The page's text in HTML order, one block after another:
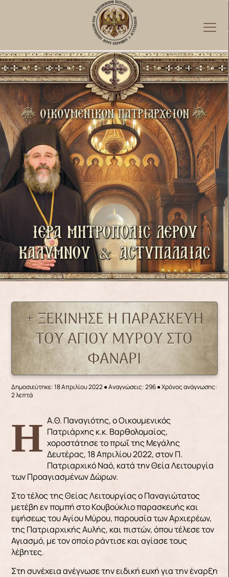
+ ΞΕΚΙΝΗΣΕ Η ΠΑΡΑΣΚΕΥΗ
ΤΟΥ ΑΓΙΟΥ ΜΥΡΟΥ ΣΤΟ
ΦΑΝΑΡΙ
Δημοσιεύτηκε: 18 Απριλίου 2022●Αναγνώσεις: 296● Χρόνος ανάγνωσης:
2 λεπτά
H A.Θ. Παναγιότης, ο Οικουμενικός Πατριάρχης κ.κ. Βαρθολομαίος,
χοροστάτησε το πρωΐ της Μεγάλης
Δευτέρας, 18 Απριλίου 2022, στον Π.
Πατριαρχικό Ναό, κατά την Θεία Λειτουργία
των Προαγιασμένων Δώρων.
Στο τέλος της Θείας Λειτουργίας ο Παναγιώτατος
μετέβη εν πομπή στο Κουβούκλιο παρασκευής και
εψήσεως του Αγίου Μύρου, παρουσία των Αρχιερέων,
της Πατριαρχικής Αυλής, και πιστών, όπου τέλεσε τον
Αγιασμό, με τον οποίο ράντισε και αγίασε τους
λέβητες.
Στη συνέχεια ανέγνωσε την ειδική ευχή για την έναρξη